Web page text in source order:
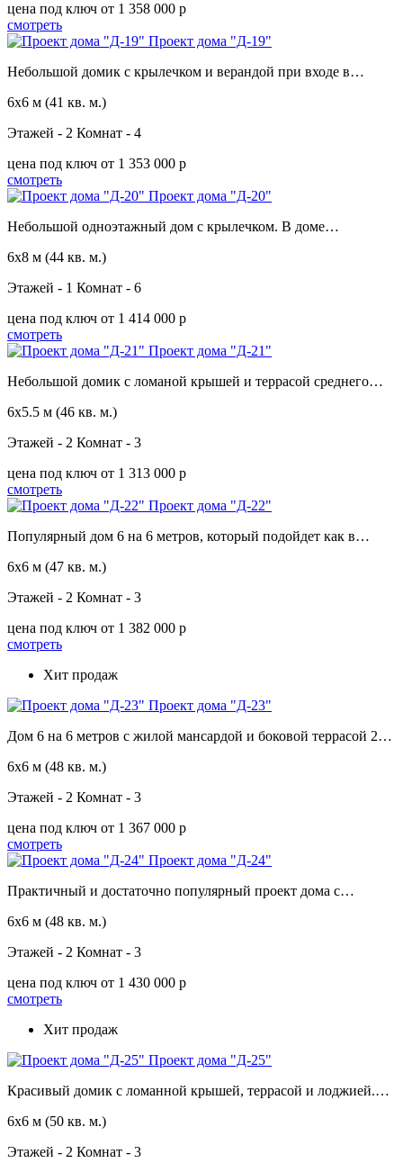
цена под ключ от 1 358 000 p
смотреть
Проект дома "Д-19"
Небольшой домик с крылечком и верандой при входе в…
6х6 м (41 кв. м.)
Этажей - 2 Комнат - 4
цена под ключ от 1 353 000 p
смотреть
Проект дома "Д-20"
Небольшой одноэтажный дом с крылечком. В доме…
6х8 м (44 кв. м.)
Этажей - 1 Комнат - 6
цена под ключ от 1 414 000 p
смотреть
Проект дома "Д-21"
Небольшой домик с ломаной крышей и террасой среднего…
6х5.5 м (46 кв. м.)
Этажей - 2 Комнат - 3
цена под ключ от 1 313 000 p
смотреть
Проект дома "Д-22"
Популярный дом 6 на 6 метров, который подойдет как в…
6х6 м (47 кв. м.)
Этажей - 2 Комнат - 3
цена под ключ от 1 382 000 p
смотреть
Хит продаж
Проект дома "Д-23"
Дом 6 на 6 метров с жилой мансардой и боковой террасой 2…
6х6 м (48 кв. м.)
Этажей - 2 Комнат - 3
цена под ключ от 1 367 000 p
смотреть
Проект дома "Д-24"
Практичный и достаточно популярный проект дома с…
6х6 м (48 кв. м.)
Этажей - 2 Комнат - 3
цена под ключ от 1 430 000 p
смотреть
Хит продаж
Проект дома "Д-25"
Красивый домик с ломанной крышей, террасой и лоджией.…
6х6 м (50 кв. м.)
Этажей - 2 Комнат - 3